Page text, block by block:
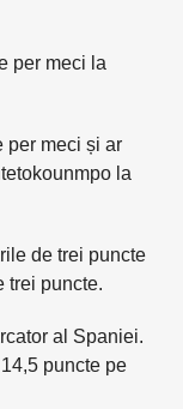
per meci la
per meci și ar
la
de trei puncte
trei puncte.
al Spaniei.
puncte pe